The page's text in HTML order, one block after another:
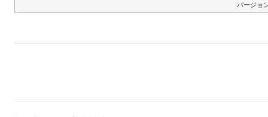
バージョ